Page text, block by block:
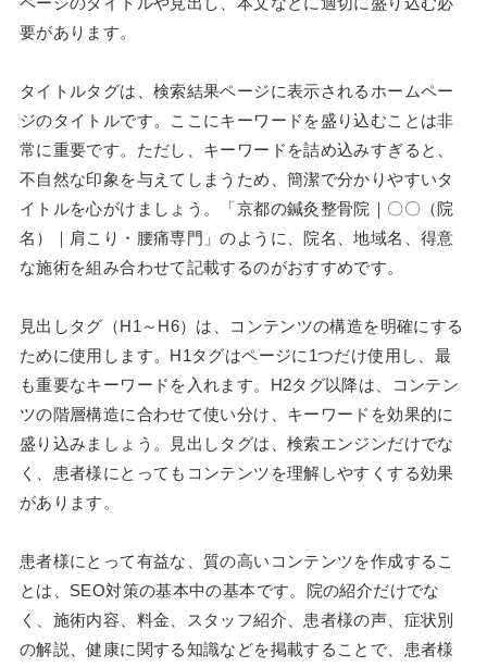
要があります。
タイトルタグは、検索結果ページに表示されるホームペー
ジのタイトルです。ここにキーワードを盛り込むことは非
常に重要です。ただし、キーワードを詰め込みすぎると、
不自然な印象を与えてしまうため、簡潔で分かりやすいタ
イトルを心がけましょう。「京都の鍼灸整骨院｜〇〇（院
名）｜肩こり・腰痛専門」のように、院名、地域名、得意
な施術を組み合わせて記載するのがおすすめです。
見出しタグ（H1～H6）は、コンテンツの構造を明確にする
ために使用します。H1タグはページに1つだけ使用し、最
も重要なキーワードを入れます。H2タグ以降は、コンテン
ツの階層構造に合わせて使い分け、キーワードを効果的に
盛り込みましょう。見出しタグは、検索エンジンだけでな
く、患者様にとってもコンテンツを理解しやすくする効果
があります。
患者様にとって有益な、質の高いコンテンツを作成するこ
とは、SEO対策の基本中の基本です。院の紹介だけでな
く、施術内容、料金、スタッフ紹介、患者様の声、症状別
の解説、健康に関する知識などを掲載することで、患者様